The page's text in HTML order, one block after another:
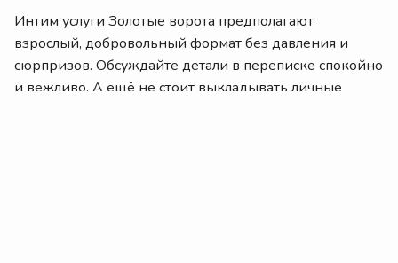
Интим услуги Золотые ворота предполагают
взрослый, добровольный формат без давления и
сюрпризов. Обсуждайте детали в переписке спокойно
и вежливо. А ещё не стоит выкладывать личные